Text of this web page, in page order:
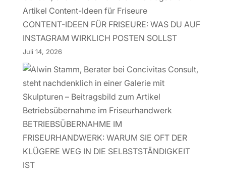
CONTENT-IDEEN FÜR FRISEURE: WAS DU AUF
INSTAGRAM WIRKLICH POSTEN SOLLST
Juli 14, 2026
BETRIEBSÜBERNAHME IM
FRISEURHANDWERK: WARUM SIE OFT DER
KLÜGERE WEG IN DIE SELBSTSTÄNDIGKEIT
IST